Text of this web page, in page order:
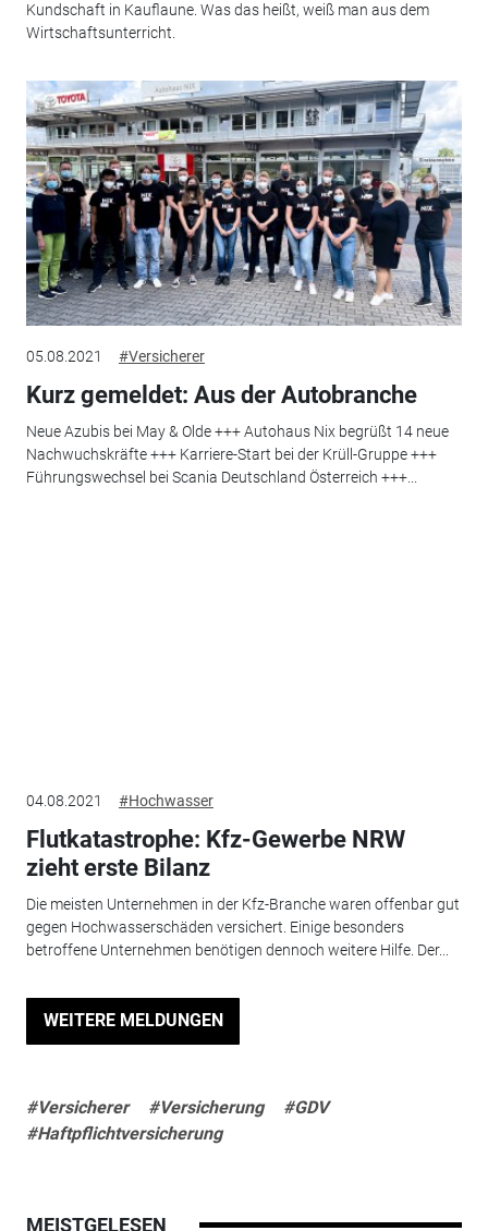
Kundschaft in Kauflaune. Was das heißt, weiß man aus dem
Wirtschaftsunterricht.
05.08.2021 #Versicherer
Kurz gemeldet: Aus der Autobranche
Neue Azubis bei May & Olde +++ Autohaus Nix begrüßt 14 neue
Nachwuchskräfte +++ Karriere-Start bei der Krüll-Gruppe +++
Führungswechsel bei Scania Deutschland Österreich +++...
04.08.2021 #Hochwasser
Flutkatastrophe: Kfz-Gewerbe NRW
zieht erste Bilanz
Die meisten Unternehmen in der Kfz-Branche waren offenbar gut
gegen Hochwasserschäden versichert. Einige besonders
betroffene Unternehmen benötigen dennoch weitere Hilfe. Der...
WEITERE MELDUNGEN
#Versicherer #Versicherung
#GDV
#Haftpflichtversicherung
MEISTGELESEN